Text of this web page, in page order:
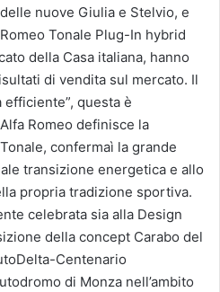
nuove Giulia e Stelvio, e
Tonale Plug-In hybrid
della Casa italiana, hanno
di vendita sul mercato. Il
questa è
Romeo definisce la
confermaì la grande
transizione energetica e allo
propria tradizione sportiva.
celebrata sia alla Design
della concept Carabo del
Centenario
di Monza nell’ambito